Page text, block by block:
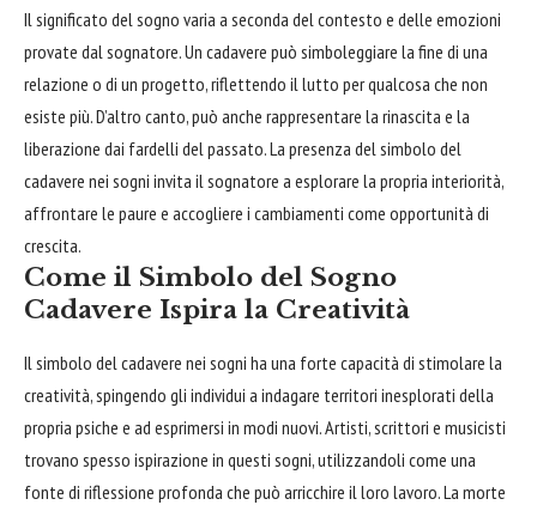
Il significato del sogno varia a seconda del contesto e delle emozioni
provate dal sognatore. Un cadavere può simboleggiare la fine di una
relazione o di un progetto, riflettendo il lutto per qualcosa che non
esiste più. D’altro canto, può anche rappresentare la rinascita e la
liberazione dai fardelli del passato. La presenza del simbolo del
cadavere nei sogni invita il sognatore a esplorare la propria interiorità,
affrontare le paure e accogliere i cambiamenti come opportunità di
crescita.
Come il Simbolo del Sogno
Cadavere Ispira la Creatività
Il simbolo del cadavere nei sogni ha una forte capacità di stimolare la
creatività, spingendo gli individui a indagare territori inesplorati della
propria psiche e ad esprimersi in modi nuovi. Artisti, scrittori e musicisti
trovano spesso ispirazione in questi sogni, utilizzandoli come una
fonte di riflessione profonda che può arricchire il loro lavoro. La morte